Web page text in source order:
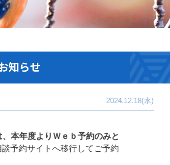
知らせ
2024.12.18(水)
本年度よりＷｅｂ予約のみと
予約サイトへ移行してご予約